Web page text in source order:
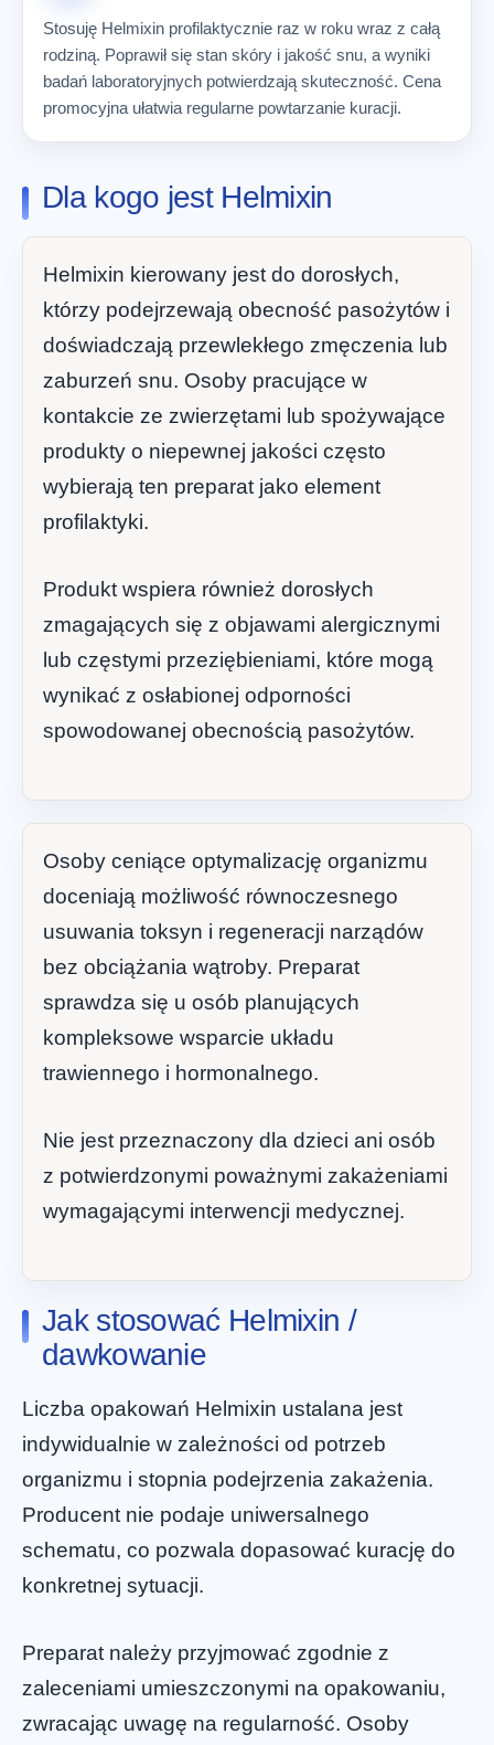
Stosuję Helmixin profilaktycznie raz w roku wraz z całą
rodziną. Poprawił się stan skóry i jakość snu, a wyniki
badań laboratoryjnych potwierdzają skuteczność. Cena
promocyjna ułatwia regularne powtarzanie kuracji.
Dla kogo jest Helmixin
Helmixin kierowany jest do dorosłych,
którzy podejrzewają obecność pasożytów i
doświadczają przewlekłego zmęczenia lub
zaburzeń snu. Osoby pracujące w
kontakcie ze zwierzętami lub spożywające
produkty o niepewnej jakości często
wybierają ten preparat jako element
profilaktyki.
Produkt wspiera również dorosłych
zmagających się z objawami alergicznymi
lub częstymi przeziębieniami, które mogą
wynikać z osłabionej odporności
spowodowanej obecnością pasożytów.
Osoby ceniące optymalizację organizmu
doceniają możliwość równoczesnego
usuwania toksyn i regeneracji narządów
bez obciążania wątroby. Preparat
sprawdza się u osób planujących
kompleksowe wsparcie układu
trawiennego i hormonalnego.
Nie jest przeznaczony dla dzieci ani osób
z potwierdzonymi poważnymi zakażeniami
wymagającymi interwencji medycznej.
Jak stosować Helmixin /
dawkowanie
Liczba opakowań Helmixin ustalana jest
indywidualnie w zależności od potrzeb
organizmu i stopnia podejrzenia zakażenia.
Producent nie podaje uniwersalnego
schematu, co pozwala dopasować kurację do
konkretnej sytuacji.
Preparat należy przyjmować zgodnie z
zaleceniami umieszczonymi na opakowaniu,
zwracając uwagę na regularność. Osoby